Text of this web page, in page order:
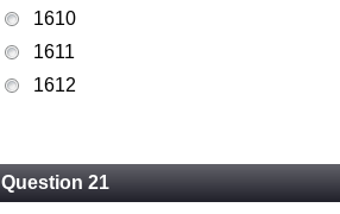
1610
1611
1612
Question 21